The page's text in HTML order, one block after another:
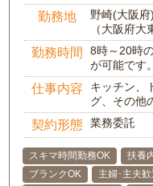
勤務地
野崎(大阪
（大阪府大
勤務時間
8時～20時
が可能です
仕事内容
キッチン、
グ、その他
契約形態 業務委託
スキマ時間勤務OK 扶養
ブランクOK
主婦･主夫歓